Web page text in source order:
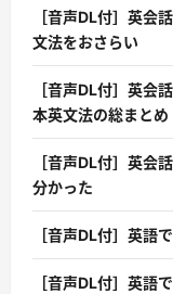
［音声DL付］英会
文法をおさらい
［音声DL付］英会
本英文法の総まとめ
［音声DL付］英会
分かった
［音声DL付］英語
［音声DL付］英語